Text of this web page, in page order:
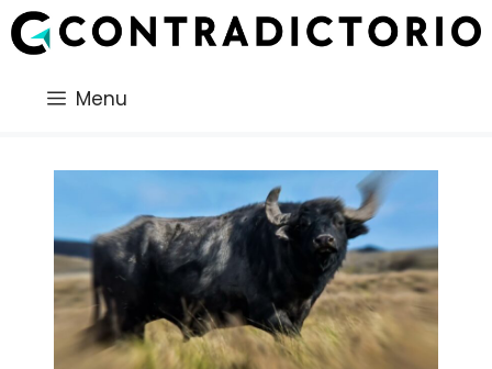
Saltar
al
Menu